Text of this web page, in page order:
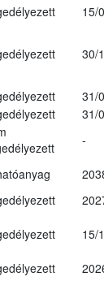
15/
30/
31/
31/
-
15/